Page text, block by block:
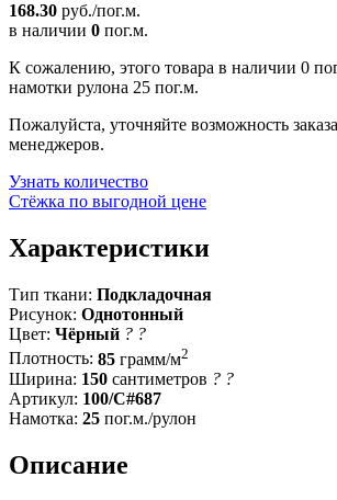
168.30 руб./пог.м.
в наличии 0 пог.м.
К сожалению, этого товара в наличии 0
намотки рулона 25 пог.м.
Пожалуйста, уточняйте возможность
менеджеров.
Узнать количество
Стёжка по выгодной цене
Характеристики
Тип ткани: Подкладочная
Рисунок: Однотонный
Цвет: Чёрный ? ?
Плотность: 85 грамм/м2
Ширина: 150 сантиметров ? ?
Артикул: 100/C#687
Намотка: 25 пог.м./рулон
Описание